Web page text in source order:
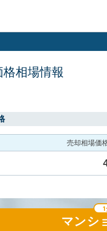
相場情報
売却相場価
マンシ